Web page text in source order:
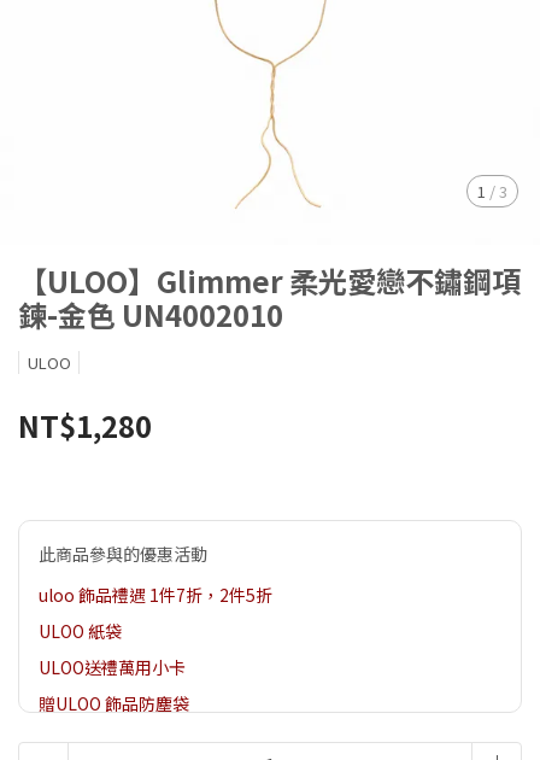
1 /3
【ULOO】Glimmer 柔光愛戀不鏽鋼項
鍊-金色 UN4002010
ULOO
NT$1,280
此商品參與的優惠活動
uloo 飾品禮遇 1件7折，2件5折
ULOO 紙袋
ULOO送禮萬用小卡
贈ULOO 飾品防塵袋
贈ULOO 項鍊/手鍊飾品盒